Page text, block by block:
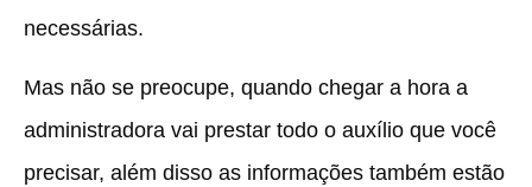
necessárias.
Mas não se preocupe, quando chegar a hora a
administradora vai prestar todo o auxílio que você
precisar, além disso as informações também estão